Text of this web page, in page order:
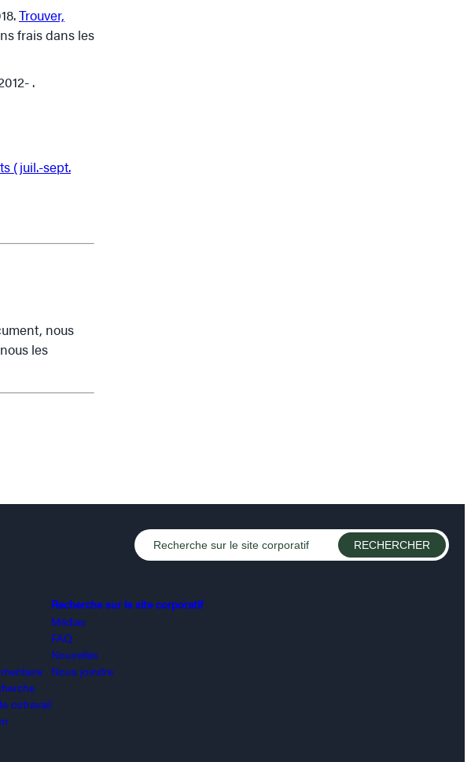
Trouver,
frais dans les
.
(juil.-sept.
nous
les
cotravail
Recherche sur le site corporatif
Médias
FAQ
Nouvelles
Nous joindre